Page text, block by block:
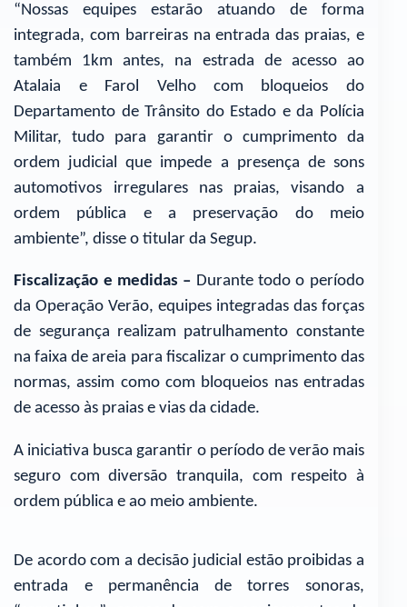
“Nossas equipes estarão atuando de forma
integrada, com barreiras na entrada das praias, e
também 1km antes, na estrada de acesso ao
Atalaia e Farol Velho com bloqueios do
Departamento de Trânsito do Estado e da Polícia
Militar, tudo para garantir o cumprimento da
ordem judicial que impede a presença de sons
automotivos irregulares nas praias, visando a
ordem pública e a preservação do meio
ambiente”, disse o titular da Segup.
Fiscalização e medidas – Durante todo o período
da Operação Verão, equipes integradas das forças
de segurança realizam patrulhamento constante
na faixa de areia para fiscalizar o cumprimento das
normas, assim como com bloqueios nas entradas
de acesso às praias e vias da cidade.
A iniciativa busca garantir o período de verão mais
seguro com diversão tranquila, com respeito à
ordem pública e ao meio ambiente.
De acordo com a decisão judicial estão proibidas a
entrada e permanência de torres sonoras,